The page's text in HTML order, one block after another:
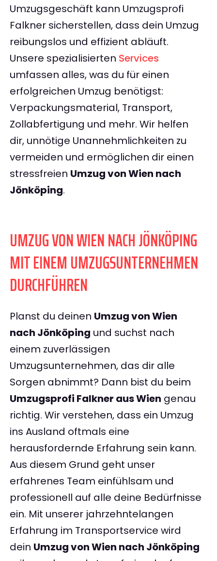
Umzugsgeschäft kann Umzugsprofi
Falkner sicherstellen, dass dein Umzug
reibungslos und effizient abläuft.
Unsere spezialisierten Services
umfassen alles, was du für einen
erfolgreichen Umzug benötigst:
Verpackungsmaterial, Transport,
Zollabfertigung und mehr. Wir helfen
dir, unnötige Unannehmlichkeiten zu
vermeiden und ermöglichen dir einen
stressfreien Umzug von Wien nach
Jönköping.
UMZUG VON WIEN NACH JÖNKÖPING
MIT EINEM UMZUGSUNTERNEHMEN
DURCHFÜHREN
Planst du deinen Umzug von Wien
nach Jönköping und suchst nach
einem zuverlässigen
Umzugsunternehmen, das dir alle
Sorgen abnimmt? Dann bist du beim
Umzugsprofi Falkner aus Wien genau
richtig. Wir verstehen, dass ein Umzug
ins Ausland oftmals eine
herausfordernde Erfahrung sein kann.
Aus diesem Grund geht unser
erfahrenes Team einfühlsam und
professionell auf alle deine Bedürfnisse
ein. Mit unserer jahrzehntelangen
Erfahrung im Transportservice wird
dein Umzug von Wien nach Jönköping